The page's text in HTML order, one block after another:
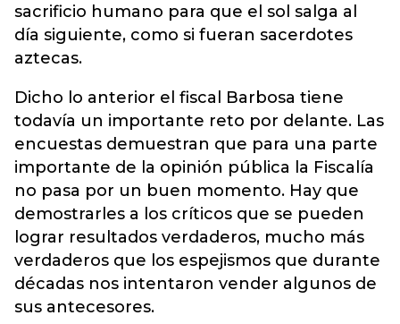
sacrificio humano para que el sol salga al
día siguiente, como si fueran sacerdotes
aztecas.
Dicho lo anterior el fiscal Barbosa tiene
todavía un importante reto por delante. Las
encuestas demuestran que para una parte
importante de la opinión pública la Fiscalía
no pasa por un buen momento. Hay que
demostrarles a los críticos que se pueden
lograr resultados verdaderos, mucho más
verdaderos que los espejismos que durante
décadas nos intentaron vender algunos de
sus antecesores.